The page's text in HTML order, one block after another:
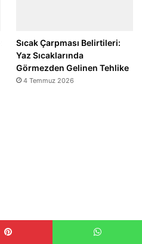
Sıcak Çarpması Belirtileri:
Yaz Sıcaklarında
Görmezden Gelinen Tehlike
4 Temmuz 2026